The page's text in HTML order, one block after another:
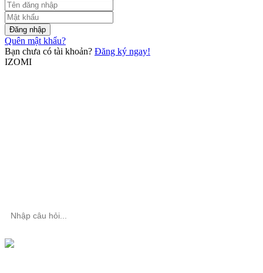
Đăng nhập
Quên mật khẩu?
Bạn chưa có tài khoản? Đăng ký ngay!
IZOMI